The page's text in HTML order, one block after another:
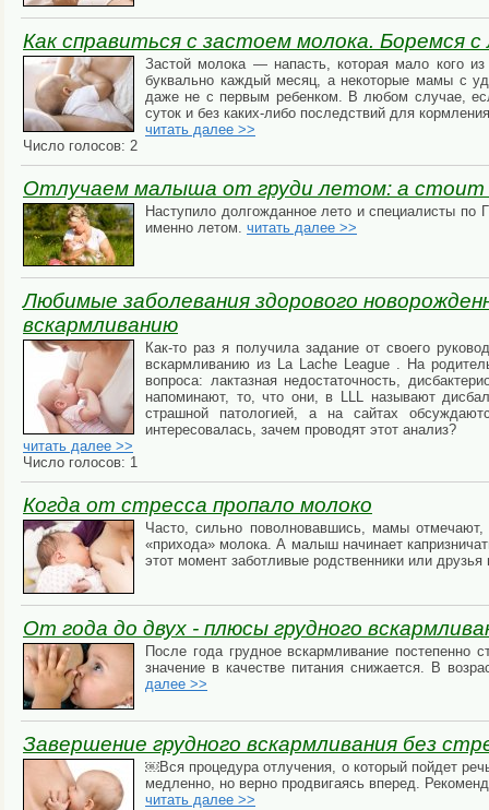
Как справиться с застоем молока. Боремся
Застой молока — напасть, которая мало кого
буквально каждый месяц, а некоторые мамы с
даже не с первым ребенком. В любом случае,
суток и без каких-либо последствий для
читать далее >>
Число голосов: 2
Отлучаем малыша от груди летом: а стоит
Наступило долгожданное лето и специалисты по
именно летом. читать далее >>
Любимые заболевания здорового
вскармливанию
Как-то раз я получила задание от своего
вскармливанию из La Lache League . На
вопроса: лактазная недостаточность,
напоминают, то, что они, в LLL называют
страшной патологией, а на сайтах
интересовалась, зачем проводят этот анализ?
читать далее >>
Число голосов: 1
Когда от стресса пропало молоко
Часто, сильно поволновавшись, мамы
«прихода» молока. А малыш начинает
этот момент заботливые родственники или
От года до двух - плюсы грудного
После года грудное вскармливание постепенно
значение в качестве питания снижается. В
далее >>
Завершение грудного вскармливания без
￼Вся процедура отлучения, о который пойдет
медленно, но верно продвигаясь вперед.
читать далее >>